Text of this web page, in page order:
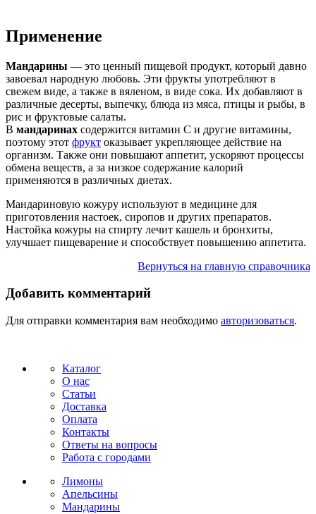
Применение
Мандарины — это ценный пищевой продукт, который давно
завоевал народную любовь. Эти фрукты употребляют в
свежем виде, а также в вяленом, в виде сока. Их добавляют в
различные десерты, выпечку, блюда из мяса, птицы и рыбы, в
рис и фруктовые салаты.
В мандаринах содержится витамин С и другие витамины,
поэтому этот фрукт оказывает укрепляющее действие на
организм. Также они повышают аппетит, ускоряют процессы
обмена веществ, а за низкое содержание калорий
применяются в различных диетах.
Мандариновую кожуру используют в медицине для
приготовления настоек, сиропов и других препаратов.
Настойка кожуры на спирту лечит кашель и бронхиты,
улучшает пищеварение и способствует повышению аппетита.
Вернуться на главную справочника
Добавить комментарий
Для отправки комментария вам необходимо авторизоваться.
Каталог
О нас
Статьи
Доставка
Оплата
Контакты
Ответы на вопросы
Работа с городами
Лимоны
Апельсины
Мандарины